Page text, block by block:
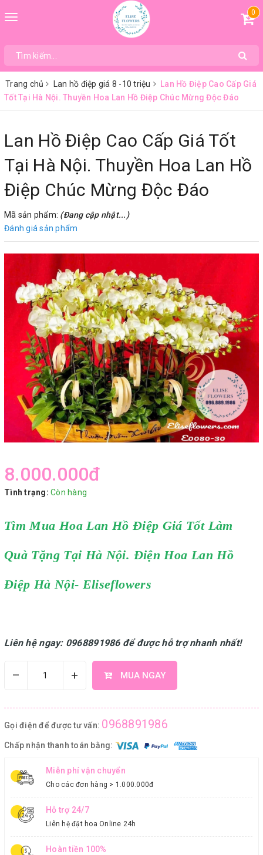
Toggle
0
Trang chủ Lan hồ điệp giá 8 -10 triệu
Lan Hồ Điệp Cao Cấp Giá
Tốt Tại Hà Nội. Thuyền Hoa Lan Hồ Điệp Chúc Mừng Độc Đáo
Lan Hồ Điệp Cao Cấp Giá Tốt
Tại Hà Nội. Thuyền Hoa Lan Hồ
Điệp Chúc Mừng Độc Đáo
Mã sản phẩm: (Đang cập nhật...)
Đánh giá sản phẩm
8.000.000₫
Tình trạng: Còn hàng
Tìm Mua Hoa Lan Hồ Điệp Giá Tốt Làm
Quà Tặng Tại Hà Nội. Điện Hoa Lan Hồ
Điệp Hà Nội- Eliseflowers
Liên hệ ngay: 0968891986 để được hỗ trợ nhanh nhất!
– + MUA NGAY
Gọi điện để được tư vấn: 0968891986
Chấp nhận thanh toán bằng:
Miễn phí vận chuyển
Cho các đơn hàng > 1.000.000đ
Hỗ trợ 24/7
Liên hệ đặt hoa Online 24h
Hoàn tiền 100%